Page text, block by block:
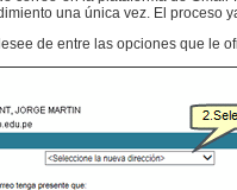
una única vez. El proceso
de entre las opciones que le